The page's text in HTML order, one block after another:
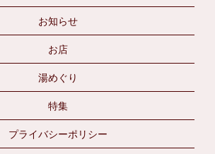
お知らせ
お店
湯めぐり
特集
プライバシーポリシー